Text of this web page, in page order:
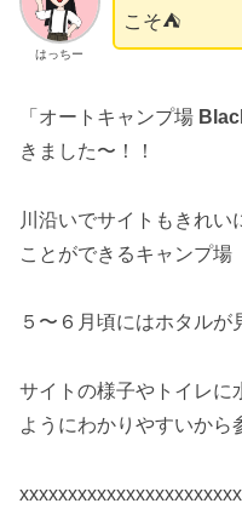
はっちー
こそ⛺️
「オートキャンプ場
きました〜！！
川沿いでサイトもきれ
ことができるキャンプ場
５〜６月頃にはホタルが
サイトの様子やトイレに
ようにわかりやすいから